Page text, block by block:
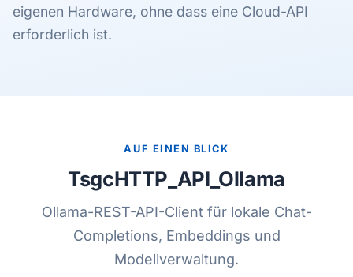
eigenen Hardware, ohne dass eine Cloud-API
erforderlich ist.
AUF EINEN BLICK
TsgcHTTP_API_Ollama
Ollama-REST-API-Client für lokale Chat-
Completions, Embeddings und
Modellverwaltung.